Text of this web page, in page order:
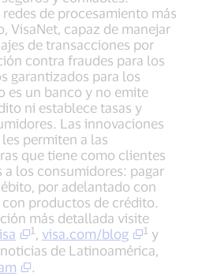
de procesamiento más
VisaNet, capaz de manejar
de transacciones por
contra fraudes para los
garantizados para los
es un banco y no emite
ni establece tasas y
Las innovaciones
permiten a las
que tiene como clientes
a los consumidores: pagar
por adelantado con
productos de crédito.
más detallada visite
1 , visa.com/blog 1 y
noticias de Latinoamérica,
.